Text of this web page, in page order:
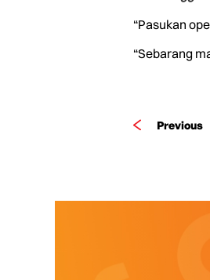
“Pasukan
“Sebarang
Previous